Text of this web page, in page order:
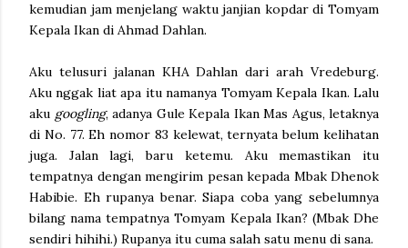
kemudian jam menjelang waktu janjian kopdar di Tomyam
Kepala Ikan di Ahmad Dahlan.
Aku telusuri jalanan KHA Dahlan dari arah Vredeburg.
Aku nggak liat apa itu namanya Tomyam Kepala Ikan. Lalu
aku googling, adanya Gule Kepala Ikan Mas Agus, letaknya
di No. 77. Eh nomor 83 kelewat, ternyata belum kelihatan
juga. Jalan lagi, baru ketemu. Aku memastikan itu
tempatnya dengan mengirim pesan kepada Mbak Dhenok
Habibie. Eh rupanya benar. Siapa coba yang sebelumnya
bilang nama tempatnya Tomyam Kepala Ikan? (Mbak Dhe
sendiri hihihi.) Rupanya itu cuma salah satu menu di sana.